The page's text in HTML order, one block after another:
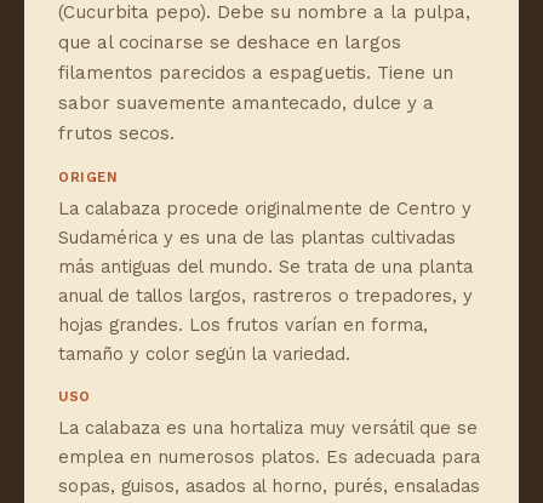
(Cucurbita pepo). Debe su nombre a la pulpa,
que al cocinarse se deshace en largos
filamentos parecidos a espaguetis. Tiene un
sabor suavemente amantecado, dulce y a
frutos secos.
ORIGEN
La calabaza procede originalmente de Centro y
Sudamérica y es una de las plantas cultivadas
más antiguas del mundo. Se trata de una planta
anual de tallos largos, rastreros o trepadores, y
hojas grandes. Los frutos varían en forma,
tamaño y color según la variedad.
USO
La calabaza es una hortaliza muy versátil que se
emplea en numerosos platos. Es adecuada para
sopas, guisos, asados al horno, purés, ensaladas